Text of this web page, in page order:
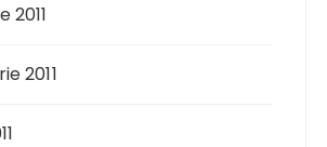
2011